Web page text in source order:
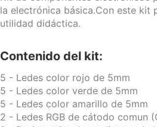
la electrónica básica.Con este kit
utilidad didáctica.
Contenido del kit:
5 - Ledes color rojo de 5mm
5 - Ledes color verde de 5mm
5 - Ledes color amarillo de 5mm
2 - Ledes RGB de cátodo comun